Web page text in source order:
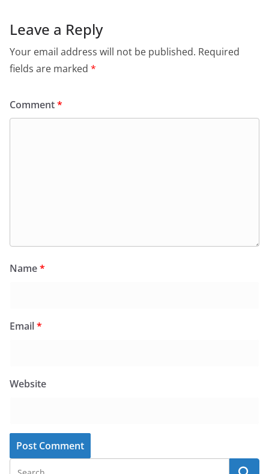
Leave a Reply
Your email address will not be published. Required
fields are marked *
Comment*
Name*
Email*
Website